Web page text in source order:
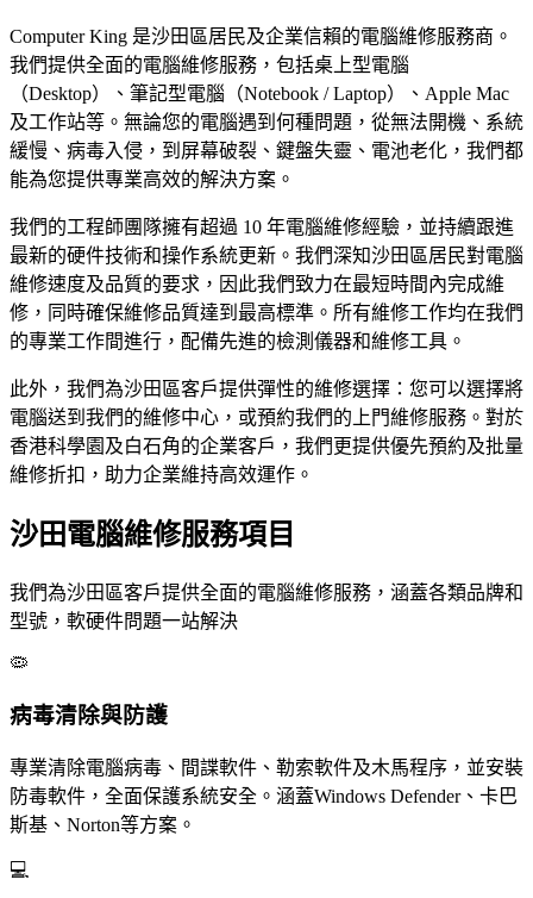
Computer King 是沙田區居民及企業信賴的電腦維修服務商。
我們提供全面的電腦維修服務，包括桌上型電腦
（Desktop）、筆記型電腦（Notebook / Laptop）、Apple Mac
及工作站等。無論您的電腦遇到何種問題，從無法開機、系統
緩慢、病毒入侵，到屏幕破裂、鍵盤失靈、電池老化，我們都
能為您提供專業高效的解決方案。
我們的工程師團隊擁有超過 10 年電腦維修經驗，並持續跟進
最新的硬件技術和操作系統更新。我們深知沙田區居民對電腦
維修速度及品質的要求，因此我們致力在最短時間內完成維
修，同時確保維修品質達到最高標準。所有維修工作均在我們
的專業工作間進行，配備先進的檢測儀器和維修工具。
此外，我們為沙田區客戶提供彈性的維修選擇：您可以選擇將
電腦送到我們的維修中心，或預約我們的上門維修服務。對於
香港科學園及白石角的企業客戶，我們更提供優先預約及批量
維修折扣，助力企業維持高效運作。
沙田電腦維修服務項目
我們為沙田區客戶提供全面的電腦維修服務，涵蓋各類品牌和
型號，軟硬件問題一站解決
🦠
病毒清除與防護
專業清除電腦病毒、間諜軟件、勒索軟件及木馬程序，並安裝
防毒軟件，全面保護系統安全。涵蓋Windows Defender、卡巴
斯基、Norton等方案。
💻